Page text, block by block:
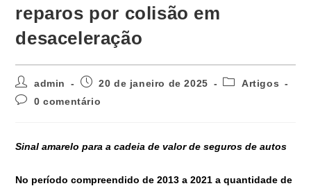
reparos por colisão em
desaceleração
admin 20 de janeiro de 2025
Artigos
0 comentário
Sinal amarelo para a cadeia de valor de seguros de autos
No período compreendido de 2013 a 2021 a quantidade de